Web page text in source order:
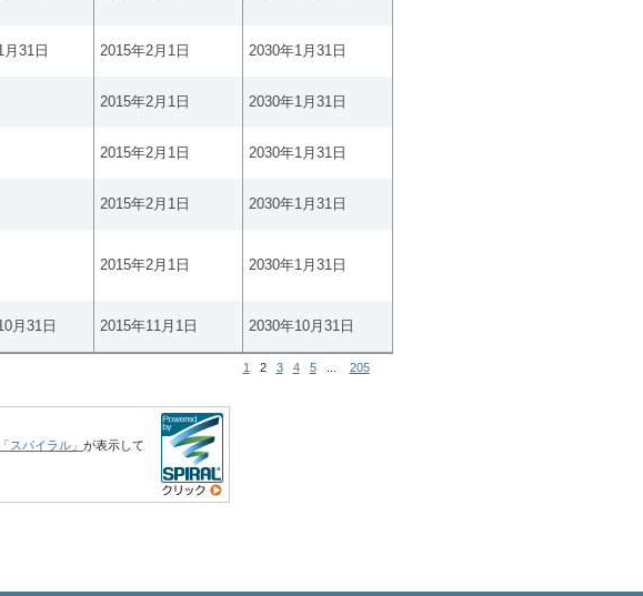
31日 2015年2月1日 2030年1月31日
2015年2月1日 2030年1月31日
2015年2月1日 2030年1月31日
2015年2月1日 2030年1月31日
2015年2月1日 2030年1月31日
月31日 2015年11月1日 2030年10月31日
1 2 3 4 5 205
スパイラル」 が表示して